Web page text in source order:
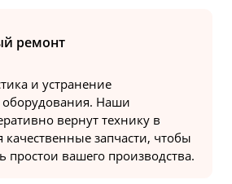
ремонт
и устранение
оборудования. Наши
вернут технику в
качественные запчасти, чтобы
вашего производства.